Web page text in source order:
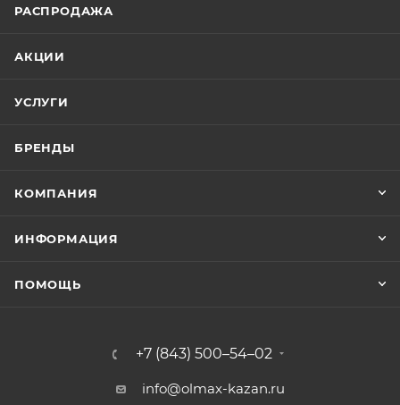
РАСПРОДАЖА
АКЦИИ
УСЛУГИ
БРЕНДЫ
КОМПАНИЯ
ИНФОРМАЦИЯ
ПОМОЩЬ
+7 (843) 500–54–02
info@olmax-kazan.ru